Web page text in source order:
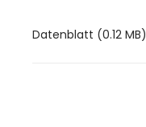
Datenblatt (0.12 MB)